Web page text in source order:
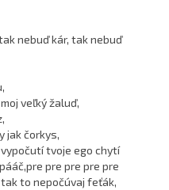
nebuď kár, tak nebuď
veľký žaluď,
jak čorkys,
tvoje ego chytí
pre pre pre pre
to nepočúvaj feťák,